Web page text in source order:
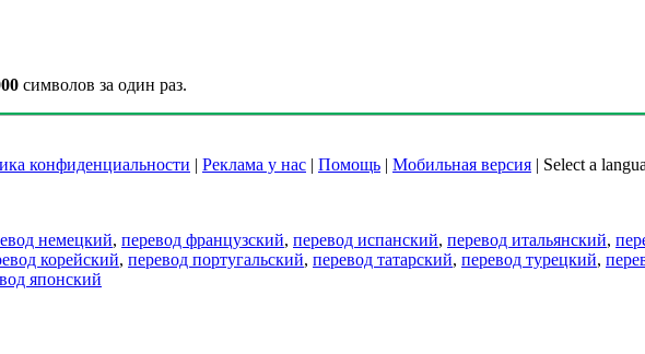
символов за один раз.
конфиденциальности | Реклама у нас | Помощь | Мобильная версия | Select a
немецкий, перевод французский, перевод испанский, перевод итальянский,
корейский, перевод португальский, перевод татарский, перевод турецкий,
японский